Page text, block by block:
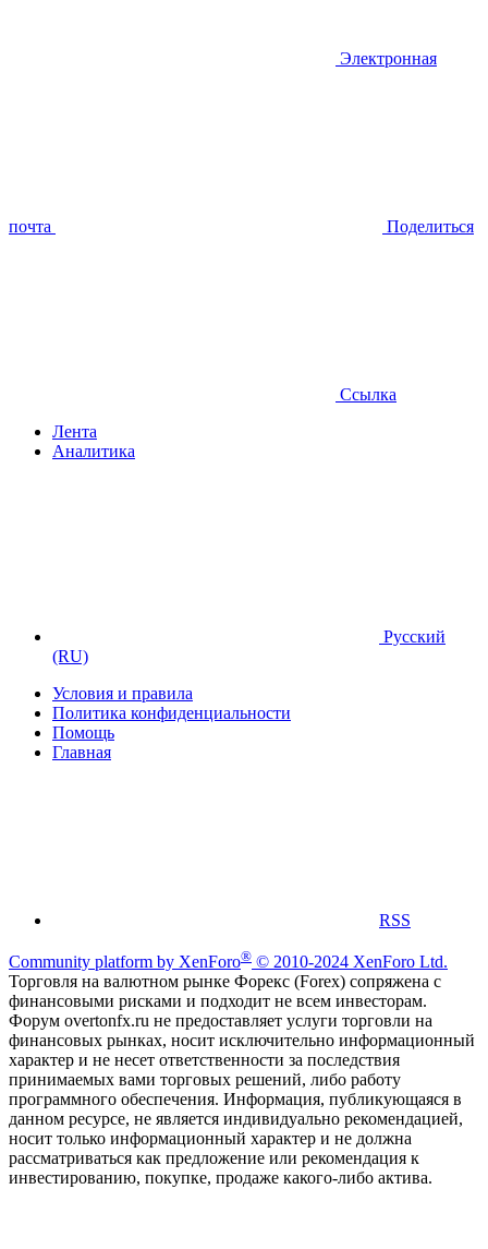
Электронная
почта Поделиться
Ссылка
Лента
Аналитика
Русский
(RU)
Условия и правила
Политика конфиденциальности
Помощь
Главная
RSS
Community platform by XenForo® © 2010-2024 XenForo Ltd.
Торговля на валютном рынке Форекс (Forex) сопряжена с
финансовыми рисками и подходит не всем инвесторам.
Форум overtonfx.ru не предоставляет услуги торговли на
финансовых рынках, носит исключительно информационный
характер и не несет ответственности за последствия
принимаемых вами торговых решений, либо работу
программного обеспечения. Информация, публикующаяся в
данном ресурсе, не является индивидуально рекомендацией,
носит только информационный характер и не должна
рассматриваться как предложение или рекомендация к
инвестированию, покупке, продаже какого-либо актива.